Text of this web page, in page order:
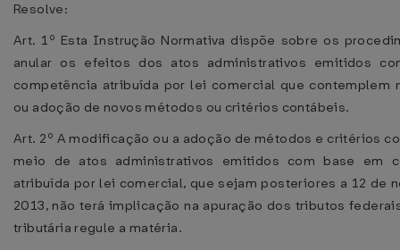
Resolve:
Art. 1º Esta Instrução Normativa dispõe sobre os
anular os efeitos dos atos administrativos emitidos
competência atribuída por lei comercial que contemplem
ou adoção de novos métodos ou critérios contábeis.
Art. 2º A modificação ou a adoção de métodos e critérios
meio de atos administrativos emitidos com base em
atribuída por lei comercial, que sejam posteriores a 12 de
2013, não terá implicação na apuração dos tributos
tributária regule a matéria.